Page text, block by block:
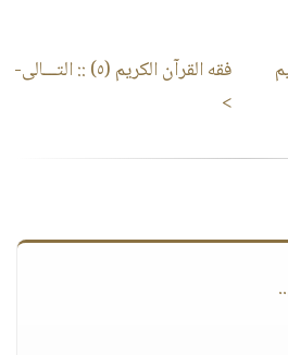
فقه القرآن الكريم (٥)
:: التـــالى-
>